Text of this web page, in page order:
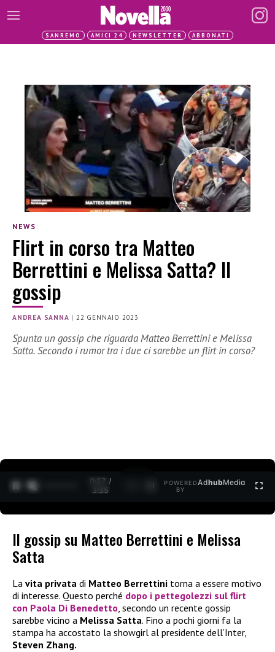
SANREMO AMICI 24 NEWSLETTER ABBONATI
NEWS
Flirt in corso tra Matteo
Berrettini e Melissa Satta? Il
gossip
ANDREA SANNA |22 GENNAIO 2023
Spunta un gossip che riguarda Matteo Berrettini e Melissa
Satta. Secondo i rumor tra i due ci sarebbe un flirt in corso?
0:28 /
3:35
POWERED
BY
AdhubMedia
Il gossip su Matteo Berrettini e Melissa
Satta
La vita privata di Matteo Berrettini torna a essere motivo
di interesse. Questo perché dopo i pettegolezzi sul flirt
con Paola Di Benedetto, secondo un recente gossip
sarebbe vicino a Melissa Satta. Fino a pochi giorni fa la
stampa ha accostato la showgirl al presidente dell’Inter,
Steven Zhang.